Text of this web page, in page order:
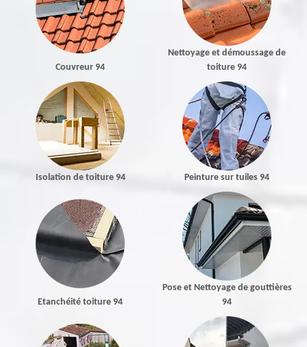
Couvreur 94
Nettoyage et démoussage de
toiture 94
Isolation de toiture 94 Peinture sur tuiles 94
Etanchéité toiture 94
Pose et Nettoyage de gouttières
94